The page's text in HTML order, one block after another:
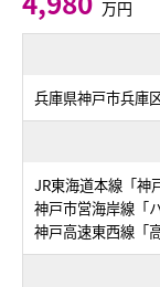
万円
兵庫県神戸市兵庫
JR東海道本線「神
神戸市営海岸線「
神戸高速東西線「